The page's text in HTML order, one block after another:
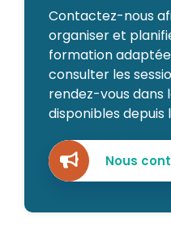
Contactez-nous
organiser et
formation adaptée
consulter les
rendez-vous dans
disponibles depuis
Nous